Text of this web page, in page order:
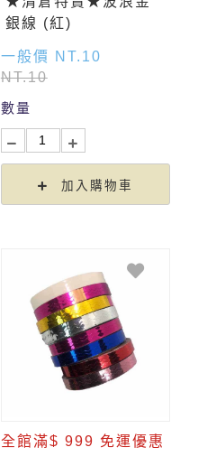
銀線 (紅)
一般價 NT.10
NT.10
數量
加入購物車
全館滿$ 999 免運優惠